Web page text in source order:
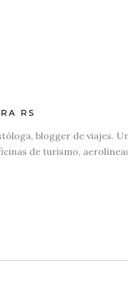
RS
blogger de viajes.
de turismo,